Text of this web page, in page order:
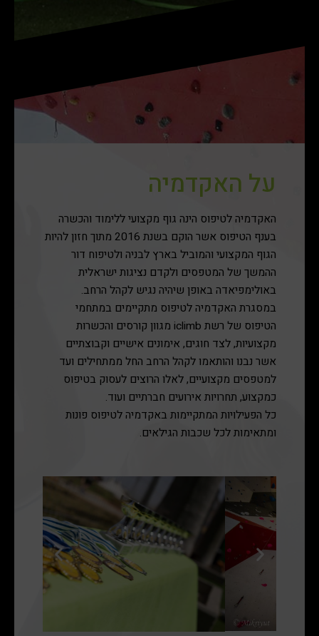
על האקדמיה
האקדמיה לטיפוס הינה גוף מקצועי ללימוד והכשרה
בענף הטיפוס אשר הוקם בשנת 2016 מתוך חזון להיות
הגוף המקצועי והמוביל בארץ לבניה ולטיפוח דור
ההמשך של המטפסים ולקדם נציגות ישראלית
באולימפיאדה באופן שיהיה נגיש לקהל הרחב.
במסגרת האקדמיה לטיפוס מתקיימים במתחמי
הטיפוס של רשת iclimb מגוון קורסים והכשרות
מקצועיות, לצד חוגים, אימונים אישיים וקבוצתיים
אשר נבנו והותאמו לקהל הרחב החל ממתחילים ועד
למטפסים מקצועיים, לאלו הרוצים לעסוק בטיפוס
כמקצוע, תחרויות אירועים חברתיים ועוד.
כל הפעילויות המתקיימות באקדמיה לטיפוס פונות
ומתאימות לכל שכבות הגילאים.